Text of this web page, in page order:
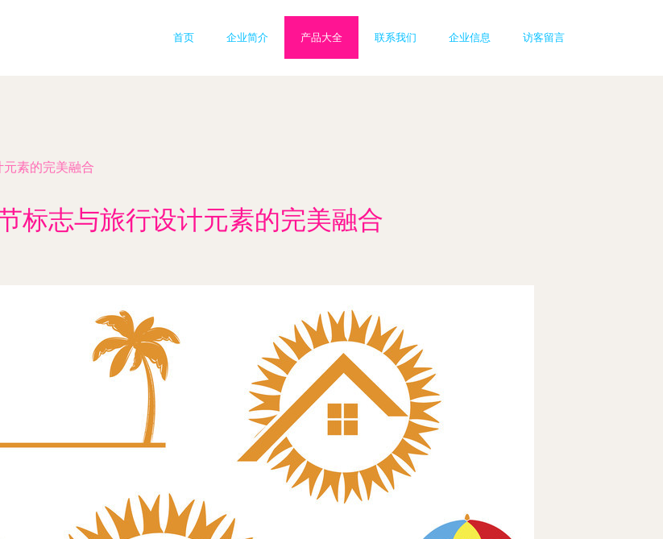
首页 企业简介 产品大全 联系我们 企业信息 访客留言
素的完美融合
标志与旅行设计元素的完美融合